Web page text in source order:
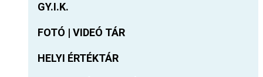
GY.I.K.
FOTÓ | VIDEÓ TÁR
HELYI ÉRTÉKTÁR